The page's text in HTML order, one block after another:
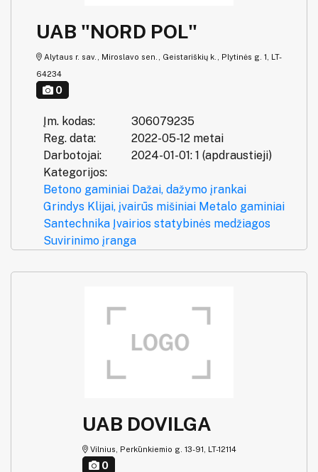
UAB "NORD POL"
Alytaus r. sav., Miroslavo sen., Geistariškių k., Plytinės g. 1, LT-
64234
0
Įm. kodas:
306079235
Reg. data:
2022-05-12 metai
Darbotojai:
2024-01-01: 1 (apdraustieji)
Kategorijos:
Betono gaminiai Dažai, dažymo įrankai
Grindys Klijai, įvairūs mišiniai Metalo gaminiai
Santechnika Įvairios statybinės medžiagos
Suvirinimo įranga
UAB DOVILGA
Vilnius, Perkūnkiemio g. 13-91, LT-12114
0